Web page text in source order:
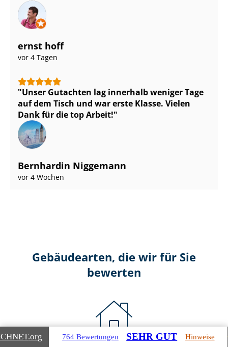
ernst hoff
vor 4 Tagen
Unser Gutachten lag innerhalb weniger Tage
auf dem Tisch und war erste Klasse. Vielen
Dank für die top Arbeit!
Bernhardin Niggemann
vor 4 Wochen
Gebäudearten, die wir für Sie
bewerten
.org 764 Bewertungen SEHR GUT Hinweise